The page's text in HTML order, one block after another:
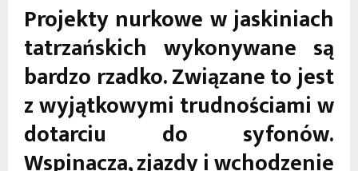
Projekty nurkowe w jaskiniach
tatrzańskich wykonywane są
bardzo rzadko. Związane to jest
z wyjątkowymi trudnościami w
dotarciu do syfonów.